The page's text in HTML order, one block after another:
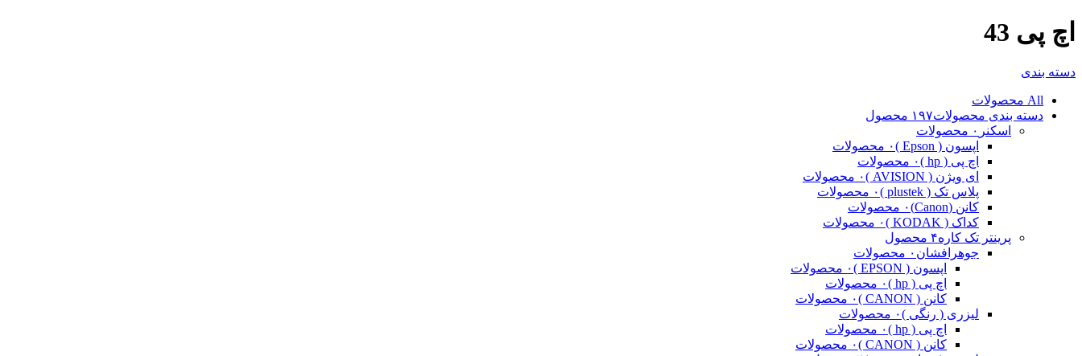
اچ پی 43
دسته بندی
All محصولات
دسته بندی محصولات۱۹۷ محصول
اسکنر ۰ محصولات
اپسون ( Epson )
۰ محصولات
اچ پی ( hp )
۰ محصولات
ای ویژن ( AVISION )
۰ محصولات
پلاس تک ( plustek )
۰ محصولات
کانن (Canon)
۰ محصولات
کداک ( KODAK )
۰ محصولات
پرینتر تک کاره۴ محصول
جوهرافشان ۰ محصولات
اپسون ( EPSON )
۰ محصولات
اچ پی ( hp )
۰ محصولات
کانن ( CANON )
۰ محصولات
لیزری ( رنگی )۰ محصولات
اچ پی ( hp )
۰ محصولات
کانن ( CANON )
۰ محصولات